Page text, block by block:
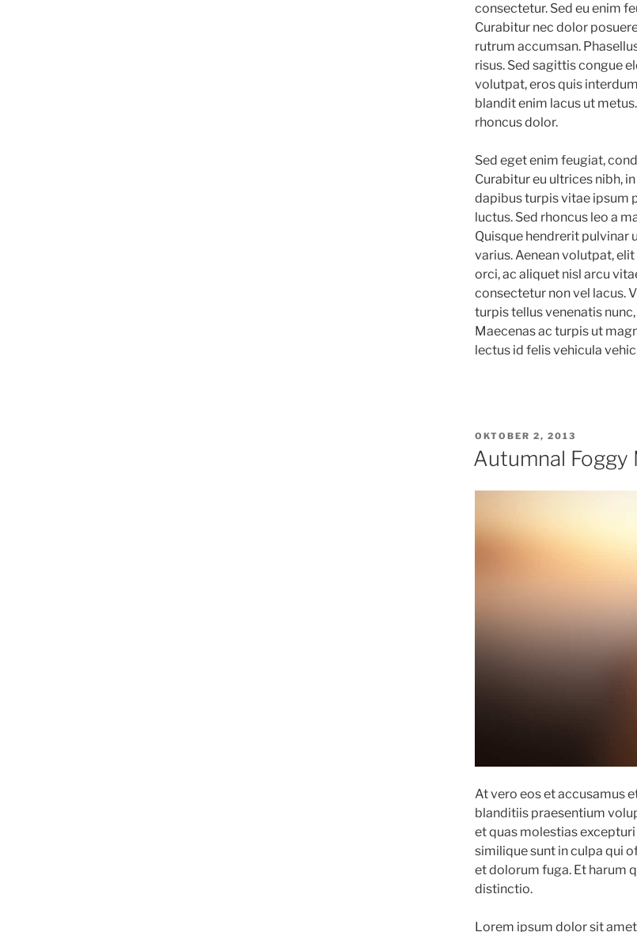
consectetur. Sed eu enim
Curabitur nec dolor
rutrum accumsan.
risus. Sed sagittis congue
volutpat, eros quis
blandit enim lacus ut
rhoncus dolor.
Sed eget enim feugiat,
Curabitur eu ultrices nibh,
dapibus turpis vitae ipsum
luctus. Sed rhoncus leo a
Quisque hendrerit pulvinar
varius. Aenean volutpat,
orci, ac aliquet nisl arcu
consectetur non vel lacus.
turpis tellus venenatis
Maecenas ac turpis ut
lectus id felis vehicula
VERÖFFENTLICHT
AM
OKTOBER 2, 2013
Autumnal Foggy
At vero eos et accusamus
blanditiis praesentium
et quas molestias
similique sunt in culpa qui
et dolorum fuga. Et harum
distinctio.
Lorem ipsum dolor sit